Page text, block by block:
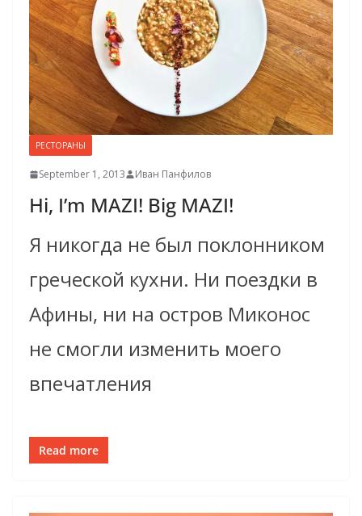
РЕСТОРАНЫ
September 1, 2013 Иван Панфилов
Hi, I’m MAZI! Big MAZI!
Я никогда не был поклонником
греческой кухни. Ни поездки в
Афины, ни на остров Миконос
не смогли изменить моего
впечатления
Read more